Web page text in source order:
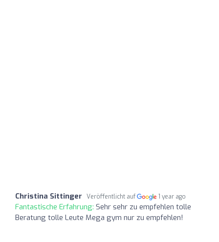
Christina Sittinger Veröffentlicht auf 1 year ago
Fantastische Erfahrung: Sehr sehr zu empfehlen tolle
Beratung tolle Leute Mega gym nur zu empfehlen!